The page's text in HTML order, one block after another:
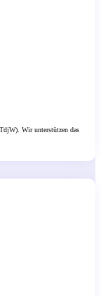
Wir unterstützen das